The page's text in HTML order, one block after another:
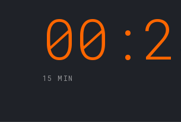
15 MIN